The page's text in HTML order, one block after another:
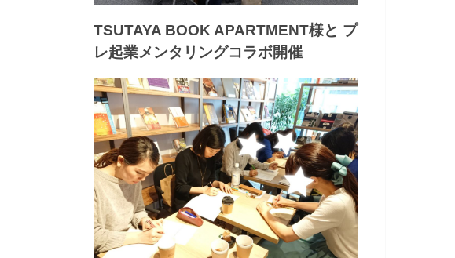
TSUTAYA BOOK APARTMENT様と プ
レ起業メンタリングコラボ開催